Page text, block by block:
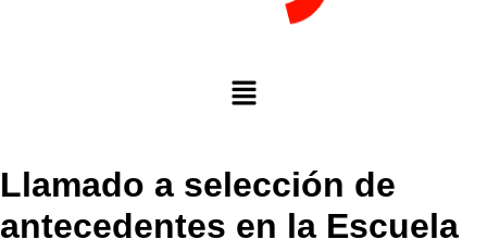
Llamado a selección de
antecedentes en la Escuela